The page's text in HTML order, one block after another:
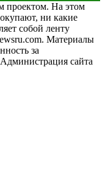
проектом. На этом
ни какие
собой ленту
Материалы
за
сайта